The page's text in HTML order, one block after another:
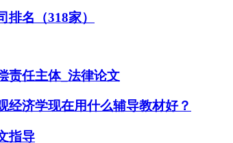
名（318家）
责任主体_法律论文
经济学现在用什么辅导教材好？
指导